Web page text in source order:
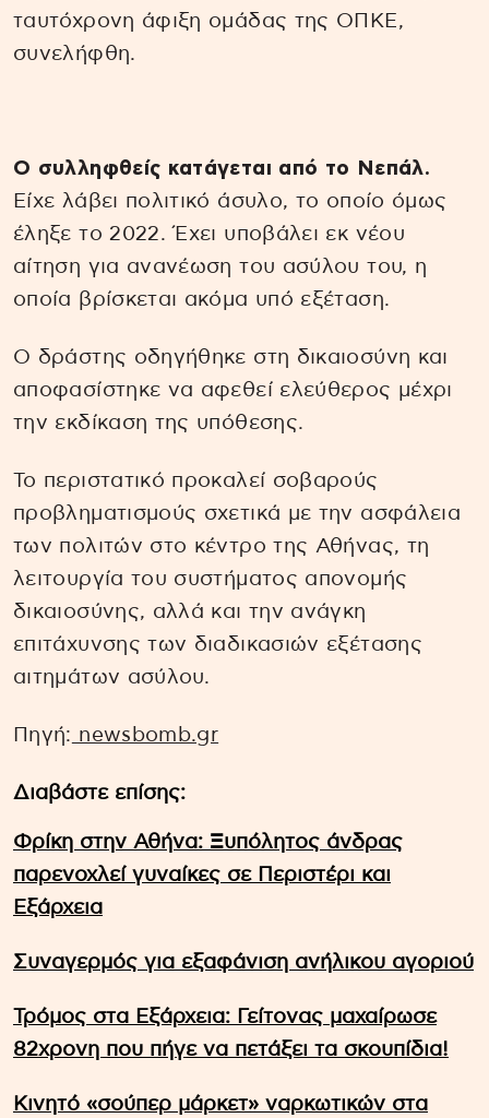
ταυτόχρονη άφιξη ομάδας της ΟΠΚΕ,
συνελήφθη.
Ο συλληφθείς κατάγεται από το Νεπάλ.
Είχε λάβει πολιτικό άσυλο, το οποίο όμως
έληξε το 2022. Έχει υποβάλει εκ νέου
αίτηση για ανανέωση του ασύλου του, η
οποία βρίσκεται ακόμα υπό εξέταση.
Ο δράστης οδηγήθηκε στη δικαιοσύνη και
αποφασίστηκε να αφεθεί ελεύθερος μέχρι
την εκδίκαση της υπόθεσης.
Το περιστατικό προκαλεί σοβαρούς
προβληματισμούς σχετικά με την ασφάλεια
των πολιτών στο κέντρο της Αθήνας, τη
λειτουργία του συστήματος απονομής
δικαιοσύνης, αλλά και την ανάγκη
επιτάχυνσης των διαδικασιών εξέτασης
αιτημάτων ασύλου.
Πηγή: newsbomb.gr
Διαβάστε επίσης:
Φρίκη στην Αθήνα: Ξυπόλητος άνδρας
παρενοχλεί γυναίκες σε Περιστέρι και
Εξάρχεια
Συναγερμός για εξαφάνιση ανήλικου αγοριού
Τρόμος στα Εξάρχεια: Γείτονας μαχαίρωσε
82χρονη που πήγε να πετάξει τα σκουπίδια!
Κινητό «σούπερ μάρκετ» ναρκωτικών στα